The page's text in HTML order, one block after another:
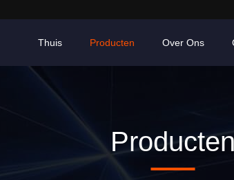
Thuis Producten Over Ons